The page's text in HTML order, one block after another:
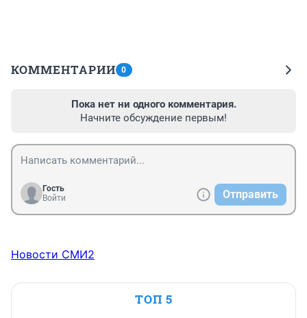
КОММЕНТАРИИ 0
Пока нет ни одного комментария.
Начните обсуждение первым!
Гость
Войти
Отправить
Новости СМИ2
ТОП 5